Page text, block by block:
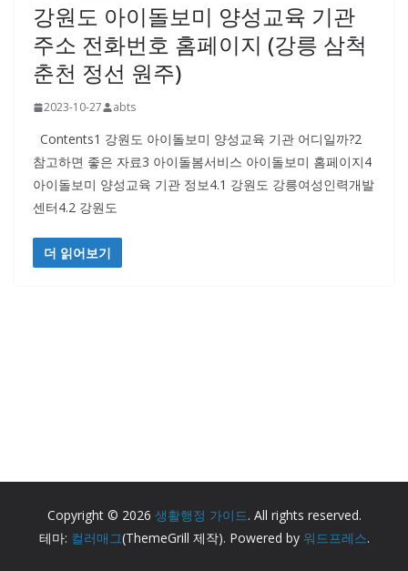
강원도 아이돌보미 양성교육 기관
주소 전화번호 홈페이지 (강릉 삼척
춘천 정선 원주)
2023-10-27 abts
Contents1 강원도 아이돌보미 양성교육 기관 어디일까?2
참고하면 좋은 자료3 아이돌봄서비스 아이돌보미 홈페이지4
아이돌보미 양성교육 기관 정보4.1 강원도 강릉여성인력개발
센터4.2 강원도
더 읽어보기
Copyright © 2026 생활행정 가이드. All rights reserved.
테마: 컬러매그(ThemeGrill 제작). Powered by 워드프레스.